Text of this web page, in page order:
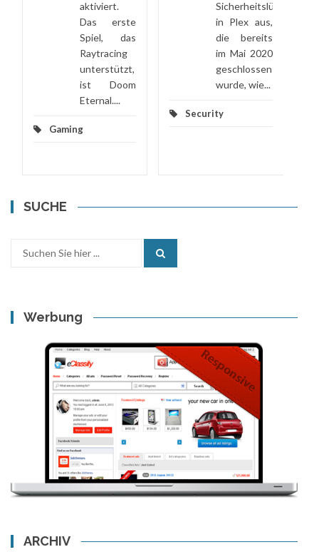
aktiviert.
Das erste
Spiel, das
Raytracing
unterstützt,
ist Doom
Eternal....
Gaming
Sicherheitslücke
in Plex aus,
die bereits
im Mai 2020
geschlossen
wurde, wie...
Security
SUCHE
Werbung
ARCHIV